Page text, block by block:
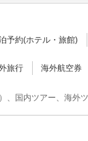
予約(ホテル・旅館)
旅行 海外航空券
、国内ツアー、海